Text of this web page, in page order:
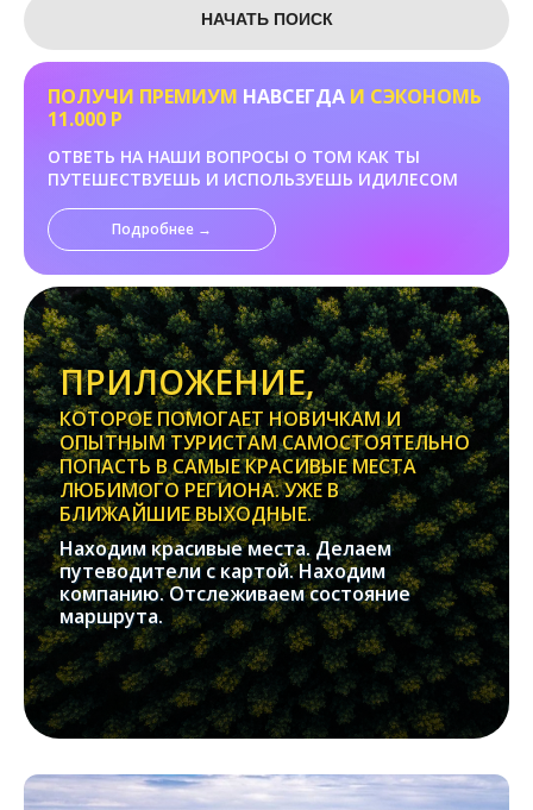
НАЧАТЬ ПОИСК
ПОЛУЧИ ПРЕМИУМ НАВСЕГДА И СЭКОНОМЬ
11.000 Р
ОТВЕТЬ НА НАШИ ВОПРОСЫ О ТОМ КАК ТЫ
ПУТЕШЕСТВУЕШЬ И ИСПОЛЬЗУЕШЬ ИДИЛЕСОМ
Подробнее →
ПРИЛОЖЕНИЕ,
КОТОРОЕ ПОМОГАЕТ НОВИЧКАМ И
ОПЫТНЫМ ТУРИСТАМ САМОСТОЯТЕЛЬНО
ПОПАСТЬ В САМЫЕ КРАСИВЫЕ МЕСТА
ЛЮБИМОГО РЕГИОНА. УЖЕ В
БЛИЖАЙШИЕ ВЫХОДНЫЕ.
Находим красивые места. Делаем
путеводители с картой. Находим
компанию. Отслеживаем состояние
маршрута.